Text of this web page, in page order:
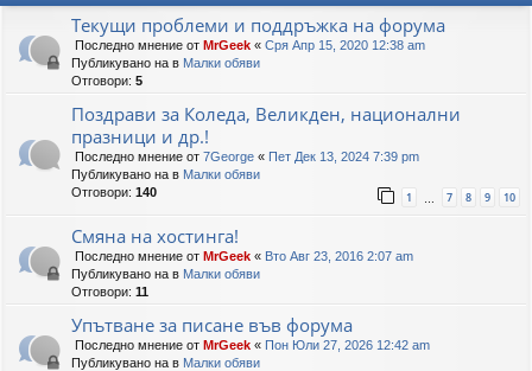
Текущи проблеми и поддръжка на форума
Последно мнение от MrGeek « Сря Апр 15, 2020 12:38 am
Публикувано на в Малки обяви
Отговори: 5
Поздрави за Коледа, Великден, национални
празници и др.!
Последно мнение от 7George « Пет Дек 13, 2024 7:39 pm
Публикувано на в Малки обяви
Отговори: 140 1 7 8 9 10
Смяна на хостинга!
Последно мнение от MrGeek « Вто Авг 23, 2016 2:07 am
Публикувано на в Малки обяви
Отговори: 11
Упътване за писане във форума
Последно мнение от MrGeek « Пон Юли 27, 2026 12:42 am
Публикувано на в Малки обяви